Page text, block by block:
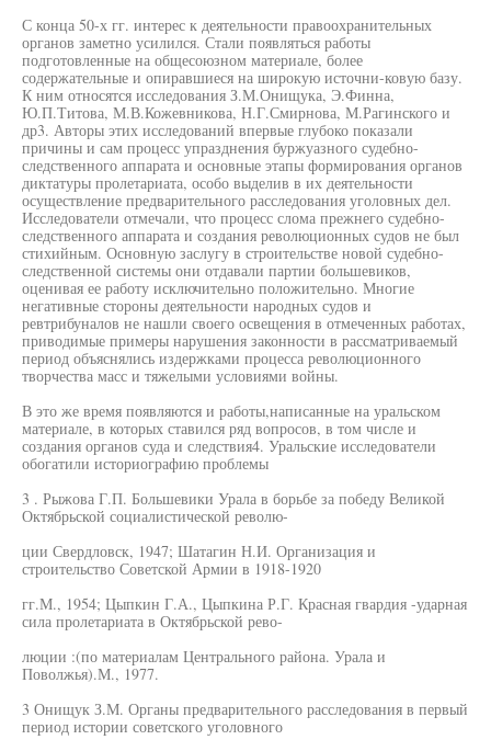
С конца 50-х гг. интерес к деятельности правоохранительных
органов заметно усилился. Стали появляться работы
подготовленные на общесоюзном материале, более
содержательные и опиравшиеся на широкую источни-ковую базу.
К ним относятся исследования З.М.Онищука, Э.Финна,
Ю.П.Титова, М.В.Кожевникова, Н.Г.Смирнова, М.Рагинского и
др3. Авторы этих исследований впервые глубоко показали
причины и сам процесс упразднения буржуазного судебно-
следственного аппарата и основные этапы формирования органов
диктатуры пролетариата, особо выделив в их деятельности
осуществление предварительного расследования уголовных дел.
Исследователи отмечали, что процесс слома прежнего судебно-
следственного аппарата и создания революционных судов не был
стихийным. Основную заслугу в строительстве новой судебно-
следственной системы они отдавали партии большевиков,
оценивая ее работу исключительно положительно. Многие
негативные стороны деятельности народных судов и
ревтрибуналов не нашли своего освещения в отмеченных работах,
приводимые примеры нарушения законности в рассматриваемый
период объяснялись издержками процесса революционного
творчества масс и тяжелыми условиями войны.
В это же время появляются и работы,написанные на уральском
материале, в которых ставился ряд вопросов, в том числе и
создания органов суда и следствия4. Уральские исследователи
обогатили историографию проблемы
3 . Рыжова Г.П. Большевики Урала в борьбе за победу Великой
Октябрьской социалистической револю-
ции Свердловск, 1947; Шатагин Н.И. Организация и
строительство Советской Армии в 1918-1920
гг.М., 1954; Цыпкин Г.А., Цыпкина Р.Г. Красная гвардия -ударная
сила пролетариата в Октябрьской рево-
люции :(по материалам Центрального района. Урала и
Поволжья).М., 1977.
3 Онищук З.М. Органы предварительного расследования в первый
период истории советского уголовного